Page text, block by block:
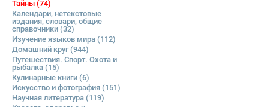
Тайны (74)
Календари, нетекстовые
издания, словари, общие
справочники (32)
Изучение языков мира (112)
Домашний круг(944)
Путешествия. Спорт. Охота и
рыбалка (15)
Кулинарные книги (6)
Искусство и фотография (151)
Научная литература (119)